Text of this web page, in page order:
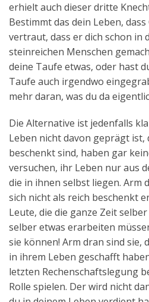
erhielt auch dieser dritte
Bestimmt das dein Leben,
vertraut, dass er dich schon in
steinreichen Menschen
deine Taufe etwas, oder hast
Taufe auch irgendwo
mehr daran, was du da
Die Alternative ist jedenfalls
Leben nicht davon geprägt ist,
beschenkt sind, haben gar
versuchen, ihr Leben nur aus
die in ihnen selbst liegen. Arm
sich nicht als reich beschenkt
Leute, die die ganze Zeit
selber etwas erarbeiten
sie können! Arm dran sind sie,
in ihrem Leben geschafft
letzten Rechenschaftslegung
Rolle spielen. Der wird nicht